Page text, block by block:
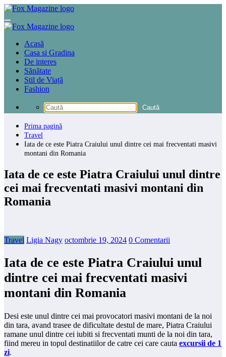
Sari
conținut
Acasă
Casa si Gradina
De interes
Sănătate
Stil de Viață
Fashion
Prima pagină
Travel
Iata de ce este Piatra Craiului unul dintre cei mai frecventati masivi
montani din Romania
Iata de ce este Piatra Craiului unul dintre
cei mai frecventati masivi montani din
Romania
Travel Ligia Nagy octombrie 19, 2024 0 Comentarii
Iata de ce este Piatra Craiului unul
dintre cei mai frecventati masivi
montani din Romania
Desi este unul dintre cei mai provocatori masivi montani de la noi
din tara, avand trasee de dificultate destul de mare, Piatra Craiului
ramane unul dintre cei iubiti si frecventati munti de la noi din tara,
fiind mereu in topul destinatiilor de catre cei care cauta excursii de 1
zi.